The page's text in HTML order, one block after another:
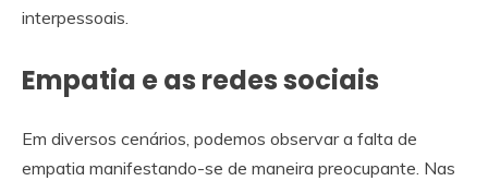
interpessoais.
Empatia e as redes sociais
Em diversos cenários, podemos observar a falta de
empatia manifestando-se de maneira preocupante. Nas